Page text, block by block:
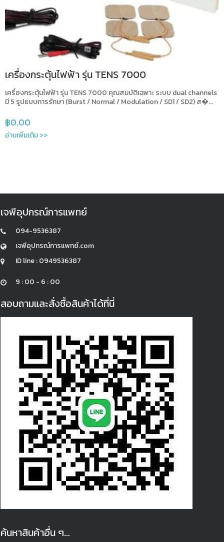
เครื่องกระตุ้นไฟฟ้า รุ่น TENS 7000
เครื่องกระตุ้นไฟฟ้า รุ่น TENS 7000 คุณสมบัติเฉพาะ ระบบ dual channels
มี 5 รูปแบบการรักษา (Burst / Normal / Modulation / SD1 / SD2) ส�...
฿0.00
อ่านเพิ่มเติม >>
เจพีอุปกรณ์การแพทย์
094-9536387
เจพีอุปกรณ์การแพทย์.com
ID line : 0949536387
9 : 00 - 6 : 00
สอบถามและสั่งซื้อสินค้าได้ที่นี่
ค้นหาสินค้าอื่น ๆ…